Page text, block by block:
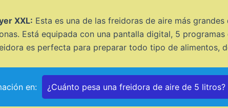
XXL: Esta es una de las freidoras de aire más
Está equipada con una pantalla digital, 5
es perfecta para preparar todo tipo de alimentos,
en: ¿Cuánto pesa una freidora de aire de 5 litros?